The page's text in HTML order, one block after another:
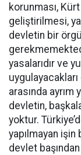
korunması,
geliştirilmesi,
devletin bir
yasalarıdır ve
arasında ayrım
devletin,
yoktur.
yapılmayan işin
devlet